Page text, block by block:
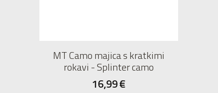
MT Camo majica s kratkimi
rokavi - Splinter camo
16,99€